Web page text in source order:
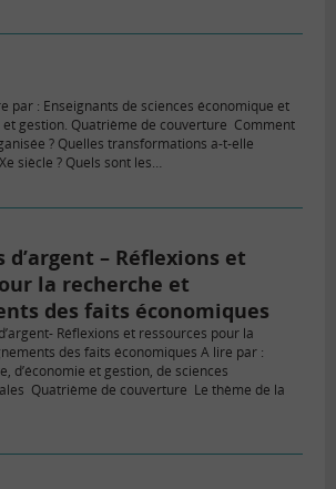
par : Enseignants de sciences économique et
et gestion. Quatrième de couverture Comment
? Quelles transformations a-t-elle
siècle ? Quels sont les…
d’argent – Réflexions et
la recherche et
des faits économiques
Réflexions et ressources pour la
des faits économiques A lire par :
d’économie et gestion, de sciences
Quatrième de couverture Le thème de la